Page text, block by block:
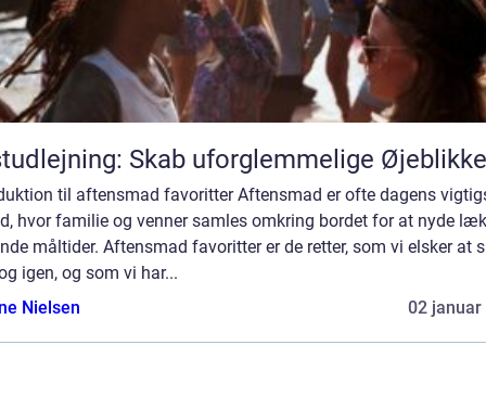
Skab uforglemmelige Øjeblikke
til aftensmad favoritter Aftensmad er ofte dagens
hvor familie og venner samles omkring bordet for at nyde
måltider. Aftensmad favoritter er de retter, som vi elsker at
igen, og som vi har...
Nielsen
02 januar